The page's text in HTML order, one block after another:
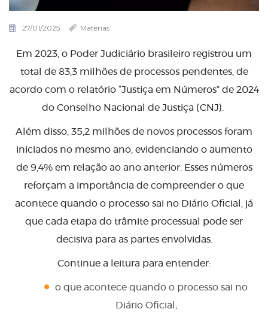
27/01/2025 Matérias
Em 2023, o Poder Judiciário brasileiro registrou um
total de 83,3 milhões de processos pendentes, de
acordo com o relatório “Justiça em Números” de 2024
do Conselho Nacional de Justiça (CNJ).
Além disso, 35,2 milhões de novos processos foram
iniciados no mesmo ano, evidenciando o aumento
de 9,4% em relação ao ano anterior. Esses números
reforçam a importância de compreender o que
acontece quando o processo sai no Diário Oficial, já
que cada etapa do trâmite processual pode ser
decisiva para as partes envolvidas.
Continue a leitura para entender:
o que acontece quando o processo sai no
Diário Oficial;